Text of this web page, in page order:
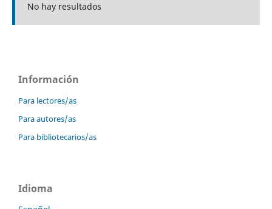
No hay resultados
Información
Para lectores/as
Para autores/as
Para bibliotecarios/as
Idioma